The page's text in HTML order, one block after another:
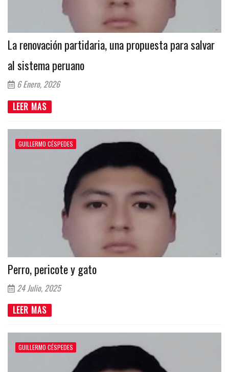
La renovación partidaria, una propuesta para salvar
al sistema peruano
6 Enero, 2026
LEER MAS
GUILLERMO CÉSPEDES
Perro, pericote y gato
24 Julio, 2025
LEER MAS
GUILLERMO CÉSPEDES